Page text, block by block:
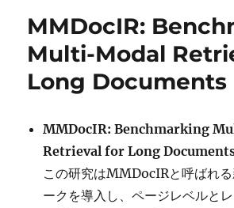
ー
MMDocIR:
Multi-Modal
Long Documents
MMDocIR: Benchmarking
Retrieval for Long
この研究はMMDocIRと呼ばれ
ークを導入し、ページレベルと